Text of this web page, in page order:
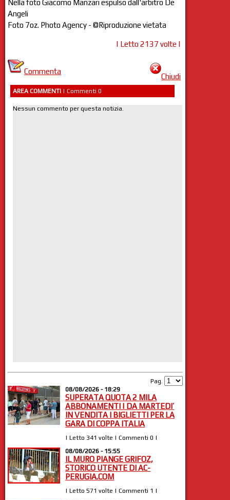
Nella foto Giacomo Manzari espulso dall'arbitro De
Angeli
Foto 7oz. Photo Agency - ©Riproduzione vietata
| Letto 2137 volte |
Chiudi
Commenta
AREA COMMENTI | Commenti 0
Pag.
08/08/2026 - 18:29
SUPERATA QUOTA 2 MILA
ABBONAMENTI | DA MARTEDI’
IN VENDITA I BIGLIETTI PER LA
GARA DI COPPA ITALIA
| Letto 341 volte | Commenti 0 |
08/08/2026 - 15:55
IL MURO PIANGE GRIFOZ,
STORICO UTENTE DI AC-
PERUGIA.COM
| Letto 571 volte | Commenti 1 |